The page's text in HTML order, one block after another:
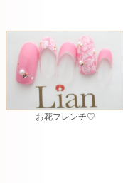
お花フレンチ♡